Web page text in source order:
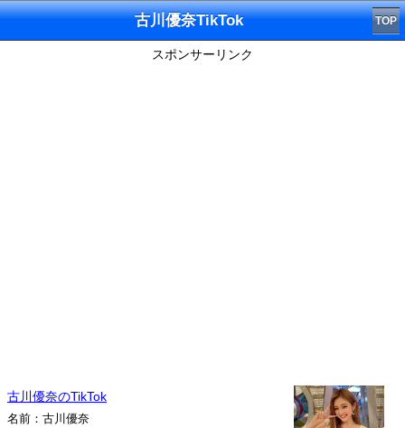
古川優奈TikTok TOP
スポンサーリンク
古川優奈のTikTok
名前：古川優奈